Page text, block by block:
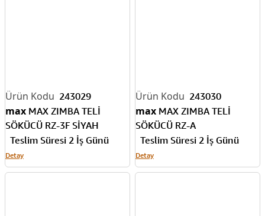
243029
max MAX ZIMBA TELİ
SÖKÜCÜ RZ-3F SİYAH
Teslim Süresi 2 İş Günü
Detay
243030
max MAX ZIMBA TELİ
SÖKÜCÜ RZ-A
Teslim Süresi 2 İş Günü
Detay